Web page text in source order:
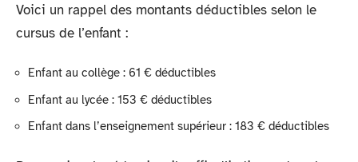
Voici un rappel des montants déductibles selon le
cursus de l’enfant :
Enfant au collège : 61 € déductibles
Enfant au lycée : 153 € déductibles
Enfant dans l’enseignement supérieur : 183 € déductibles